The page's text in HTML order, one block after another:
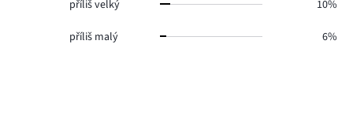
příliš velký 10%
příliš malý 6%